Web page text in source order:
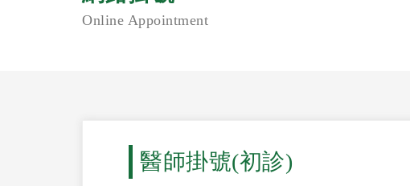
Online Appointment
醫師掛號(初診)